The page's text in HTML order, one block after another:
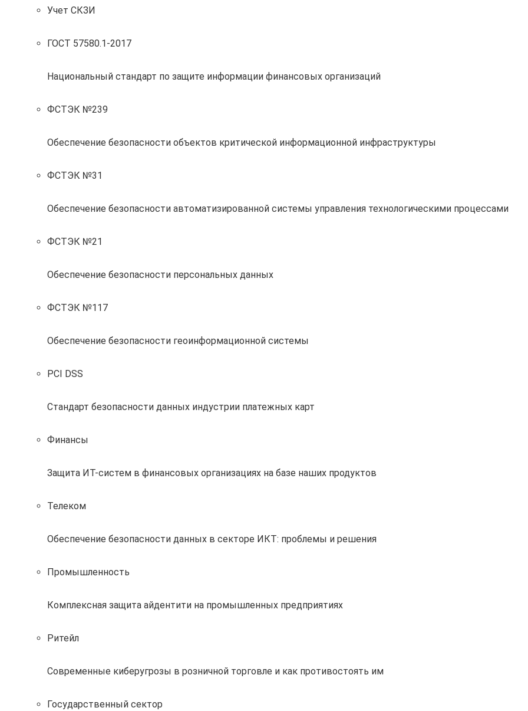
Учет СКЗИ
ГОСТ 57580.1-2017
Национальный стандарт по защите информации финансовых организаций
ФСТЭК №239
Обеспечение безопасности объектов критической информационной инфраструктуры
ФСТЭК №31
Обеспечение безопасности автоматизированной системы управления технологическими процессами
ФСТЭК №21
Обеспечение безопасности персональных данных
ФСТЭК №117
Обеспечение безопасности геоинформационной системы
PCI DSS
Стандарт безопасности данных индустрии платежных карт
Финансы
Защита ИТ-систем в финансовых организациях на базе наших продуктов
Телеком
Обеспечение безопасности данных в секторе ИКТ: проблемы и решения
Промышленность
Комплексная защита айдентити на промышленных предприятиях
Ритейл
Современные киберугрозы в розничной торговле и как противостоять им
Государственный сектор